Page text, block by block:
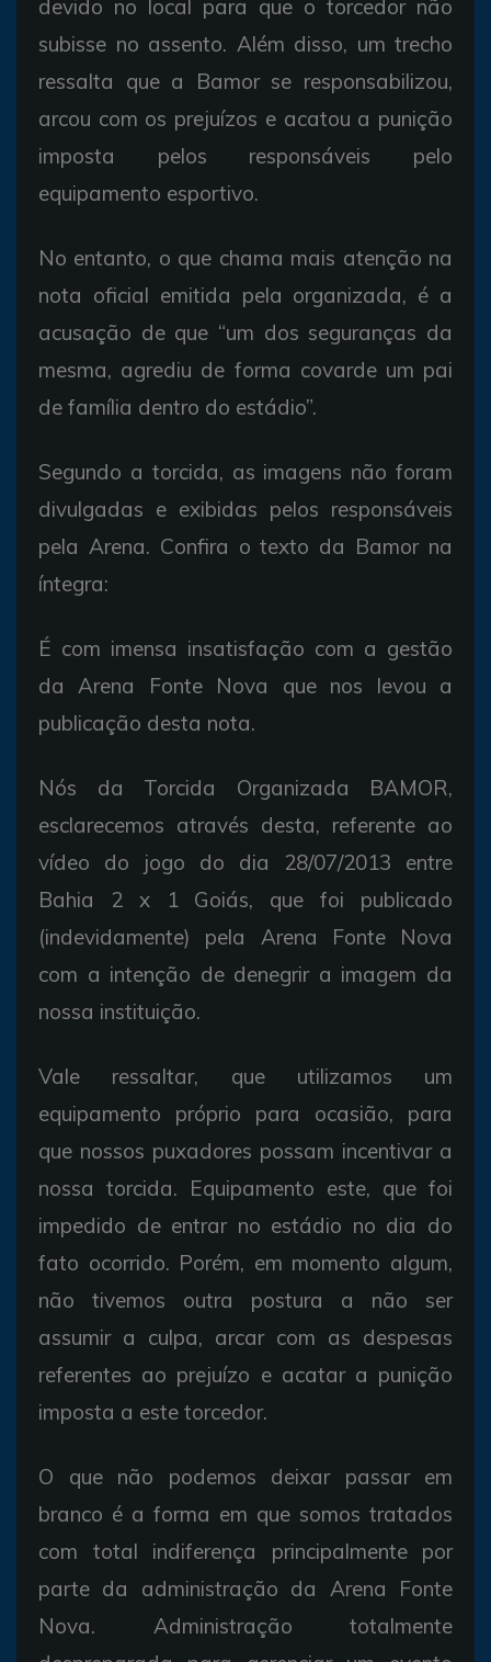
devido no local para que o torcedor não
subisse no assento. Além disso, um trecho
ressalta que a Bamor se responsabilizou,
arcou com os prejuízos e acatou a punição
imposta pelos responsáveis pelo
equipamento esportivo.
No entanto, o que chama mais atenção na
nota oficial emitida pela organizada, é a
acusação de que “um dos seguranças da
mesma, agrediu de forma covarde um pai
de família dentro do estádio”.
Segundo a torcida, as imagens não foram
divulgadas e exibidas pelos responsáveis
pela Arena. Confira o texto da Bamor na
íntegra:
É com imensa insatisfação com a gestão
da Arena Fonte Nova que nos levou a
publicação desta nota.
Nós da Torcida Organizada BAMOR,
esclarecemos através desta, referente ao
vídeo do jogo do dia 28/07/2013 entre
Bahia 2 x 1 Goiás, que foi publicado
(indevidamente) pela Arena Fonte Nova
com a intenção de denegrir a imagem da
nossa instituição.
Vale ressaltar, que utilizamos um
equipamento próprio para ocasião, para
que nossos puxadores possam incentivar a
nossa torcida. Equipamento este, que foi
impedido de entrar no estádio no dia do
fato ocorrido. Porém, em momento algum,
não tivemos outra postura a não ser
assumir a culpa, arcar com as despesas
referentes ao prejuízo e acatar a punição
imposta a este torcedor.
O que não podemos deixar passar em
branco é a forma em que somos tratados
com total indiferença principalmente por
parte da administração da Arena Fonte
Nova. Administração totalmente